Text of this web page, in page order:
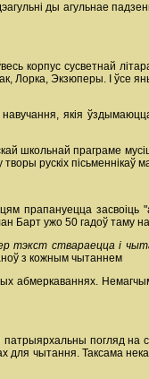
ды агульнае
корпус сусветнай
Лорка, Экзюперы. І ўсе
якія
школьнай праграме
рускіх пісьменнікаў
прапануецца засвоіць
Барт ужо 50 гадоў таму
тэкст ствараецца і
з кожным чытаннем
абмеркаваннях.
погляд на
для чытання. Таксама